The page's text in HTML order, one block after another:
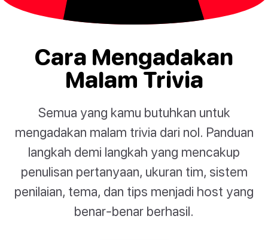
Cara Mengadakan
Malam Trivia
Semua yang kamu butuhkan untuk
mengadakan malam trivia dari nol. Panduan
langkah demi langkah yang mencakup
penulisan pertanyaan, ukuran tim, sistem
penilaian, tema, dan tips menjadi host yang
benar-benar berhasil.